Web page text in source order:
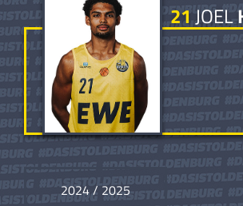
21JOEL
2024 / 2025